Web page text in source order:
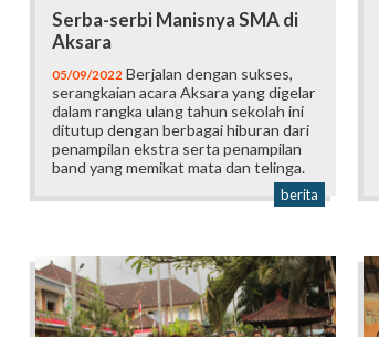
Serba-serbi Manisnya SMA di
Aksara
05/09/2022 Berjalan dengan sukses,
serangkaian acara Aksara yang digelar
dalam rangka ulang tahun sekolah ini
ditutup dengan berbagai hiburan dari
penampilan ekstra serta penampilan
band yang memikat mata dan telinga.
berita